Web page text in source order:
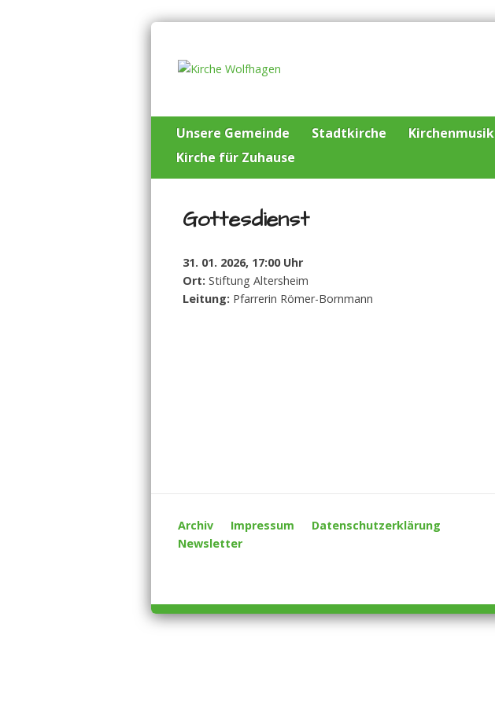
Unsere Gemeinde Stadtkirche Kirchenmusik
Kirche für Zuhause
Gottesdienst
31. 01. 2026, 17:00 Uhr
Ort: Stiftung Altersheim
Leitung: Pfarrerin Römer-Bornmann
Archiv Impressum
Datenschutzerklärung
Newsletter